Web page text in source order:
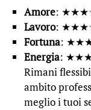
Amore:
Lavoro:
Fortuna:
Energia:
Rimani
ambito
meglio i tuoi